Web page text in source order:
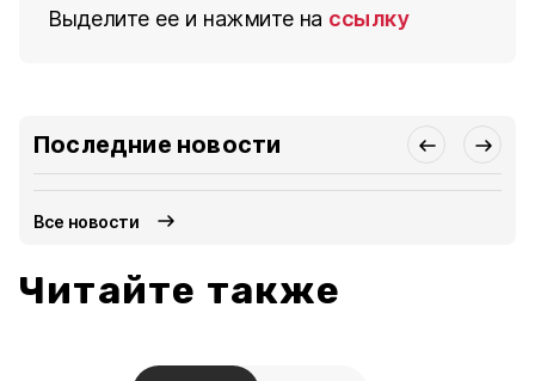
Выделите ее и нажмите на ссылку
Последние новости
Все новости
Читайте также